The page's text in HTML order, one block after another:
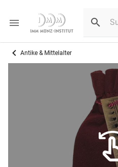
Antike & Mittelalter